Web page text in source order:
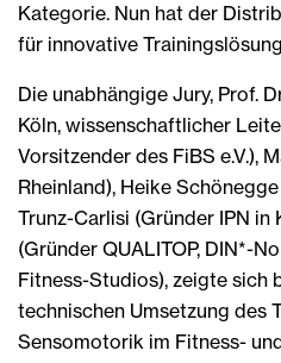
Kategorie. Nun hat der
für innovative
Die unabhängige Jury, Prof.
Köln, wissenschaftlicher
Vorsitzender des FiBS e.V.),
Rheinland), Heike
Trunz-Carlisi (Gründer IPN in
(Gründer QUALITOP, DIN*-
Fitness-Studios), zeigte sich
technischen Umsetzung des
Sensomotorik im Fitness-